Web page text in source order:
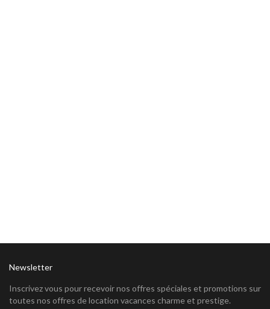
Newsletter
Inscrivez vous pour recevoir nos offres spéciales et promotions sur
toutes nos offres de location vacances charme et prestige.